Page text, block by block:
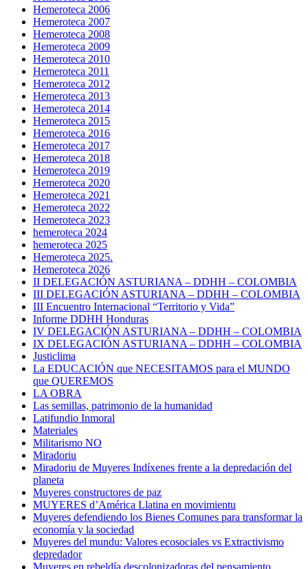
Hemeroteca 2006
Hemeroteca 2007
Hemeroteca 2008
Hemeroteca 2009
Hemeroteca 2010
Hemeroteca 2011
Hemeroteca 2012
Hemeroteca 2013
Hemeroteca 2014
Hemeroteca 2015
Hemeroteca 2016
Hemeroteca 2017
Hemeroteca 2018
Hemeroteca 2019
Hemeroteca 2020
Hemeroteca 2021
Hemeroteca 2022
Hemeroteca 2023
hemeroteca 2024
hemeroteca 2025
Hemeroteca 2025.
Hemeroteca 2026
II DELEGACIÓN ASTURIANA – DDHH – COLOMBIA
III DELEGACIÓN ASTURIANA – DDHH – COLOMBIA
III Encuentro Internacional “Territorio y Vida”
Informe DDHH Honduras
IV DELEGACIÓN ASTURIANA – DDHH – COLOMBIA
IX DELEGACIÓN ASTURIANA – DDHH – COLOMBIA
Justiclima
La EDUCACIÓN que NECESITAMOS para el MUNDO
que QUEREMOS
LA OBRA
Las semillas, patrimonio de la humanidad
Latifundio Inmoral
Materiales
Militarismo NO
Miradoriu
Miradoriu de Muyeres Indíxenes frente a la depredación del
planeta
Muyeres constructores de paz
MUYERES d’América Llatina en movimientu
Muyeres defendiendo los Bienes Comunes para transformar la
economía y la sociedad
Muyeres del mundu: Valores ecosociales vs Extractivismo
depredador